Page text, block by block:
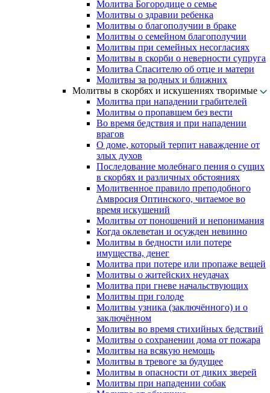
Молитва Богородице о семье
Молитвы о здравии ребенка
Молитвы о благополучии в браке
Молитвы о семейном благополучии
Молитвы при семейных несогласиях
Молитвы в скорби о неверности супруга
Молитва Спасителю об отце и матери
Молитвы за родных и ближних
Молитвы в скорбях и искушениях творимые
Молитва при нападении грабителей
Молитвы о пропавшем без вести
Во время бедствия и при нападении
врагов
О доме, который терпит наваждение от
злых духов
Последование молебнаго пения о сущих
в скорбях и различных обстояниях
Молитвенное правило преподобного
Амвросия Оптинского, читаемое во
время искушений
Молитвы от поношений и непонимания
Когда оклеветан и осужден невинно
Молитвы в бедности или потере
имущества, денег
Молитва при потере или пропаже вещей
Молитвы о житейских неудачах
Молитва при гневе начальствующих
Молитвы при голоде
Молитвы узника (заключённого) и о
заключённом
Молитвы во время стихийных бедствий
Молитвы о сохранении дома от пожара
Молитвы на всякую немощь
Молитвы в тревоге за будущее
Молитвы в опасности от диких зверей
Молитвы при нападении собак